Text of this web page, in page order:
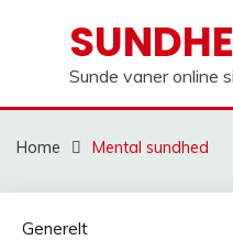
Sunde vaner online
Home Mental sundhed
Generelt